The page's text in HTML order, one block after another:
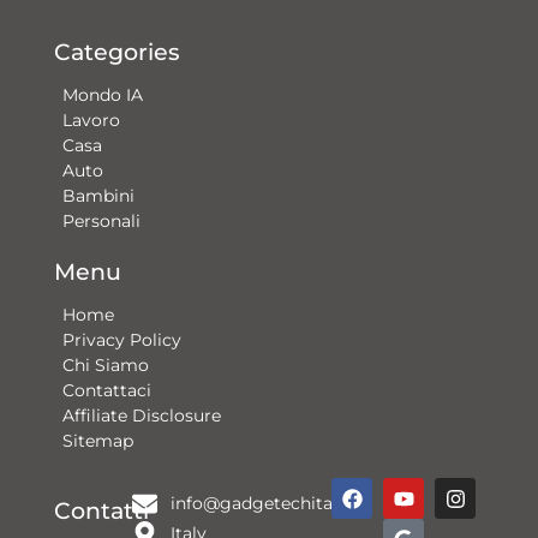
Categories
Mondo IA
Lavoro
Casa
Auto
Bambini
Personali
Menu
Home
Privacy Policy
Chi Siamo
Contattaci​
Affiliate Disclosure
Sitemap
Contatti
info@gadgetechitalia.it
Italy
F
a
Y
o
u
I
n
G
o
o